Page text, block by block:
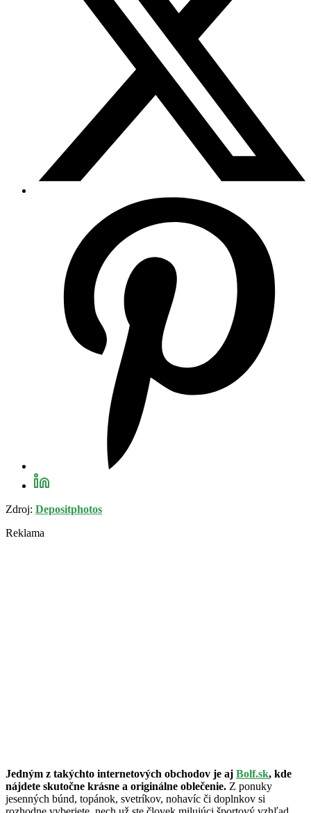
Zdroj: Depositphotos
Reklama
Jedným z takýchto internetových obchodov je aj Bolf.sk, kde
nájdete skutočne krásne a originálne oblečenie. Z ponuky
jesenných búnd, topánok, svetríkov, nohavíc či doplnkov si